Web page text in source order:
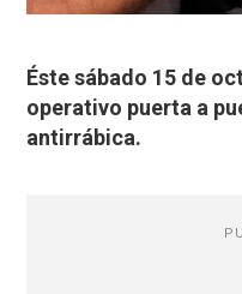
Éste sábado 15 de
operativo puerta a
antirrábica.